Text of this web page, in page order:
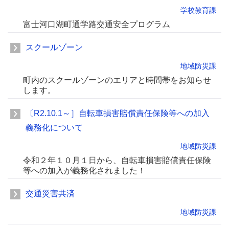
学校教育課
富士河口湖町通学路交通安全プログラム
スクールゾーン
地域防災課
町内のスクールゾーンのエリアと時間帯をお知らせ
します。
〔R2.10.1～］自転車損害賠償責任保険等への加入
義務化について
地域防災課
令和２年１０月１日から、自転車損害賠償責任保険
等への加入が義務化されました！
交通災害共済
地域防災課